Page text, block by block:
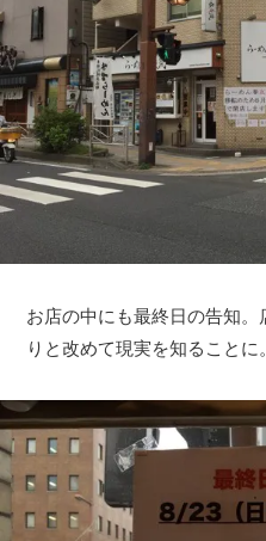
お店の中にも最終日の告知
りと改めて現実を知ることに。